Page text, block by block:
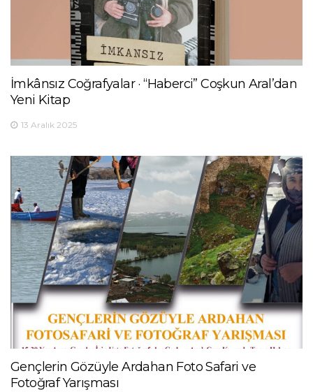
İmkânsız Coğrafyalar · “Haberci” Coşkun Aral’dan
Yeni Kitap
13 Aralık 2025
Gençlerin Gözüyle Ardahan Foto Safari ve
Fotoğraf Yarışması